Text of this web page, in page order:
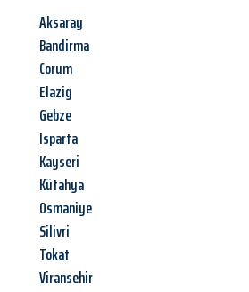
Aksaray
Bandirma
Corum
Elazig
Gebze
Isparta
Kayseri
Kütahya
Osmaniye
Silivri
Tokat
Viransehir